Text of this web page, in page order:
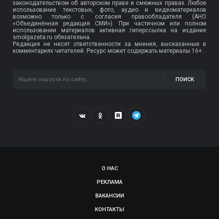
законодательством об авторском праве и смежных правах. Любое
использование текстовых, фото, аудио и видеоматериалов
возможно только с согласия правообладателя (АНО
«Объединённая редакция СМИ»). При частичном или полном
использовании материалов активная гиперссылка на издание
smolgazeta.ru обязательна.
Редакция не несет ответственности за мнения, высказанные в
комментариях читателей. Ресурс может содержать материалы 16+.
ПОИСК
О НАС
РЕКЛАМА
ВАКАНСИИ
КОНТАКТЫ